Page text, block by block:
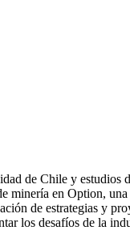
de Chile y estudios
en Option,
de estrategias y
los desafíos de la